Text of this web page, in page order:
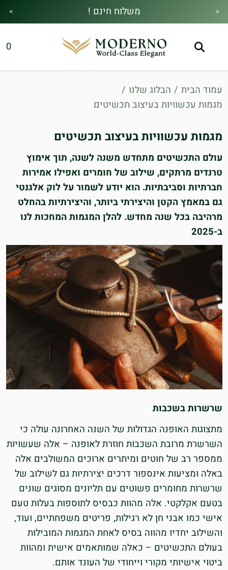
< משלוח חינם !
מתנה מיוחדת בכל בקנייה !
הנחה!בהקשת קוד קופון👇
>
0
עמוד הבית / הבלוג שלנו /
מגמות עכשוויות בעיצוב תכשיטים
מגמות עכשוויות בעיצוב תכשיטים
עולם התכשיטים מתחדש משנה לשנה, תוך אימוץ
טרנדים מרתקים, שילוב של חומרים ואפילו אמירות
חברתיות וסביבתיות. הוא יודע לשמור על לוק אלגנטי
גם במאמץ הקטן והיצירתי ביותר, והיצירתיות בהחלט
מרהיבה בכל שנה מחדש. להלן המגמות המחכות לנו
ב-2025
שרשרות בשכבות
מתצוגות האופנה הגדולות של השנה האחרונה עולה כי
השרשרת מרובת השכבות חוזרת לאופנה – אלה שעשויות
ממספר רב של חוטים ומיתרים ארוכים המשולבים אלה
באלה ומציעות אינספור דרכים יצירתיות גם לשילוב של
שרשרות מחומרים פשוטים עם תליונים מסוגים שונים
בטעם אקלקטי. אלה מהוות כבסיס לתוספות בעלות טעם
אישי כמו אבני חן לא רגילות, פריטים משפחתיים, ועוד,
והשילוב יחדיו מהווה בסיס לאחת המגמות המובילות
בעולם התכשיטים – כאלה שמותאמים אישית ומהוות
ביטוי אישיותי מקורי וייחודי של העונד אותם.